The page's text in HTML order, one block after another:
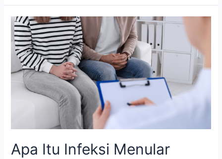
Apa Itu Infeksi Menular